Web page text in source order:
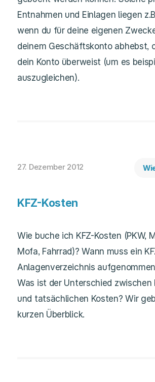
Entnahmen und Einlagen liegen
wenn du für deine eigenen
deinem Geschäftskonto abhebst,
dein Konto überweist (um es
auszugleichen).
27. Dezember 2012
KFZ-Kosten
Wie buche ich KFZ-Kosten (PKW,
Mofa, Fahrrad)? Wann muss ein
Anlagenverzeichnis
Was ist der Unterschied zwischen
und tatsächlichen Kosten? Wir
kurzen Überblick.